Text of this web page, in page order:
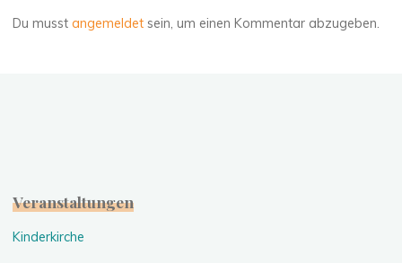
Du musstangemeldet sein, um einen Kommentar abzugeben.
Veranstaltungen
Kinderkirche